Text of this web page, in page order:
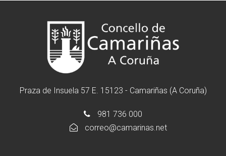
Praza de Insuela 57 E. 15123 - Camariñas (A Coruña)
981 736 000
correo@camarinas.net